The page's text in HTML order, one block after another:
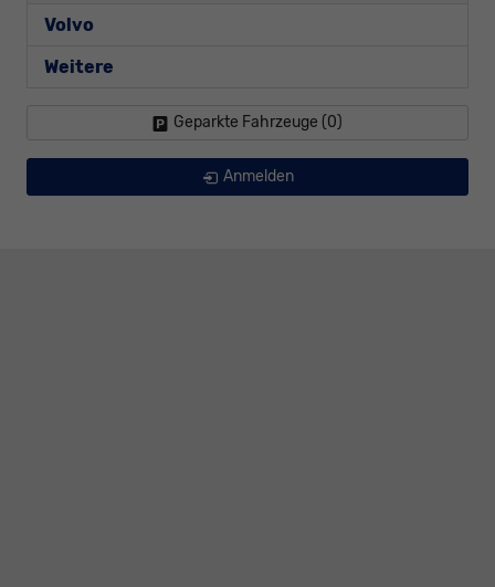
Volvo
Weitere
Geparkte Fahrzeuge (0)
Anmelden